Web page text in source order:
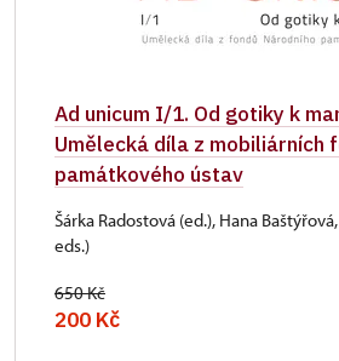
Ad unicum I/1. Od gotiky k
Umělecká díla z mobiliárních
památkového ústav
Šárka Radostová (ed.), Hana
eds.)
650 Kč
200 Kč